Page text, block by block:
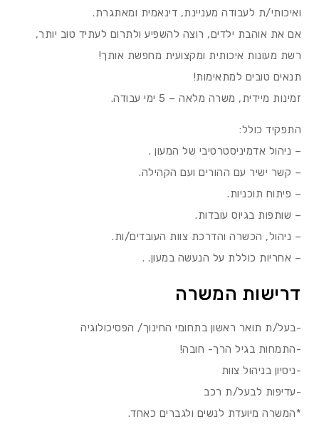
ואיכותי/ת לעבודה מעניינת, דינאמית ומאתגרת.
אם את אוהבת ילדים, רוצה להשפיע ולתרום לעתיד טוב יותר,
רשת מעונות איכותית ומקצועית מחפשת אותך!
תנאים טובים למתאימות!
זמינות מיידית, משרה מלאה – 5 ימי עבודה.
התפקיד כולל:
– ניהול אדמיניסטרטיבי של המעון .
– קשר ישיר עם ההורים ועם הקהילה.
– פיתוח תוכניות.
– שותפות בגיוס עובדות.
– ניהול, הכשרה והדרכת צוות העובדים/ות.
– אחריות כוללת על הנעשה במעון. .
דרישות המשרה
-בעל/ת תואר ראשון בתחומי החינוך/ הפסיכולוגיה
-התמחות בגיל הרך- חובה!
-ניסיון בניהול צוות
-עדיפות לבעל/ת רכב
*המשרה מיועדת לנשים ולגברים כאחד.